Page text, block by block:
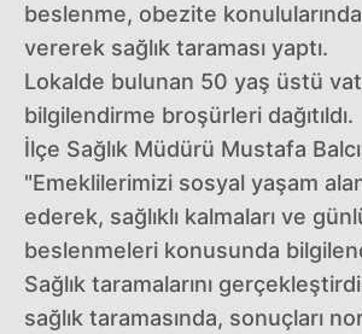
beslenme, obezite
vererek sağlık taraması yaptı.
Lokalde bulunan 50 yaş üstü
bilgilendirme broşürleri dağıtıldı.
İlçe Sağlık Müdürü Mustafa
"Emeklilerimizi sosyal yaşam
ederek, sağlıklı kalmaları ve
beslenmeleri konusunda
Sağlık taramalarını
sağlık taramasında, sonuçları